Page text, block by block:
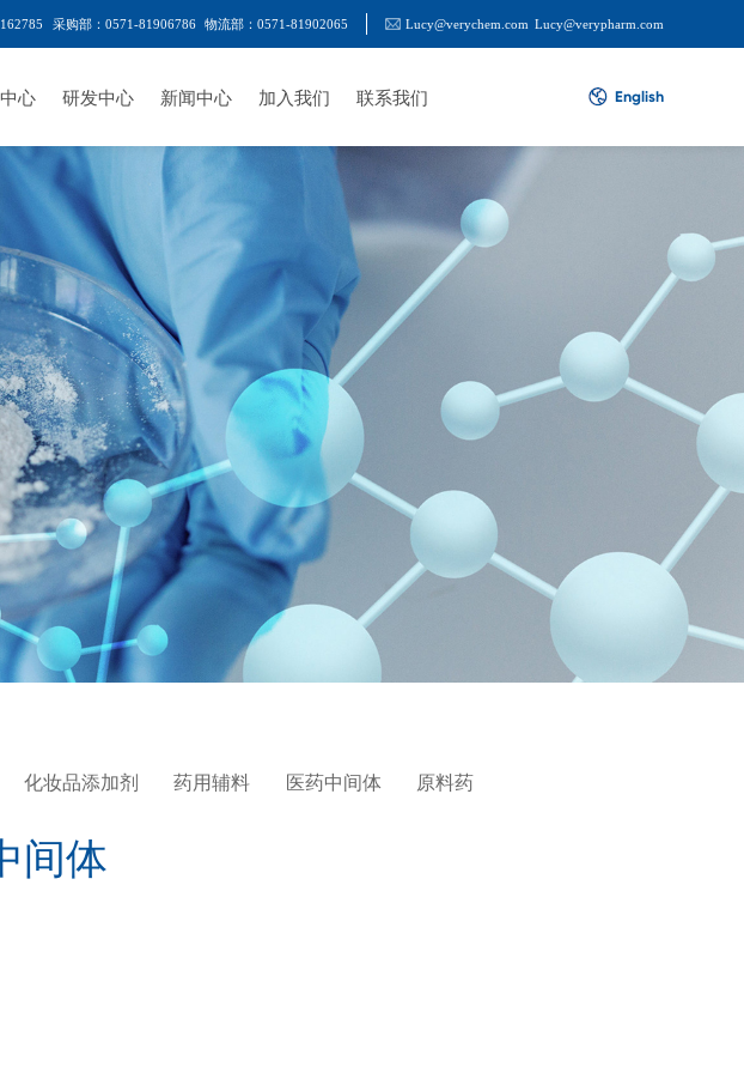
采购部：0571-81906786 物流部：0571-81902065 Lucy@verychem.com Lucy@verypharm.com
心 研发中心 新闻中心 加入我们 联系我们 English
化妆品添加剂 药用辅料 医药中间体 原料药
间体